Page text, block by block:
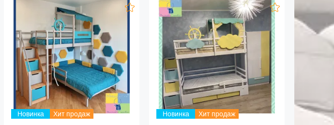
Новинка Хит продаж Новинка Хит продаж